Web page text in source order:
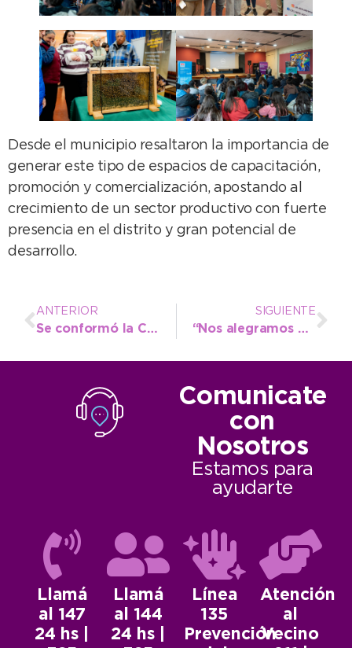
Desde el municipio resaltaron la importancia de
generar este tipo de espacios de capacitación,
promoción y comercialización, apostando al
crecimiento de un sector productivo con fuerte
presencia en el distrito y gran potencial de
desarrollo.
ANTERIOR
Se conformó la Comisión Local de Emergencia Agropecuaria en Necochea
SIGUIENTE
“Nos alegramos al ver que el CEF de Quequén puede volver a funcionar a pleno”
Comunicate
con
Nosotros
Estamos para
ayudarte
Llamá
al 147
24 hs |
Llamá
al 144
24 hs |
Línea
135
Prevención
Atención
al
Vecino